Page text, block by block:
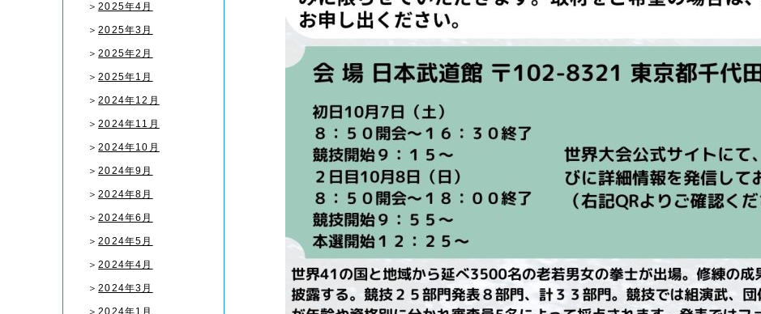
＞2025年4月
＞2025年3月
＞2025年2月
＞2025年1月
＞2024年12月
＞2024年11月
＞2024年10月
＞2024年9月
＞2024年8月
＞2024年6月
＞2024年5月
＞2024年4月
＞2024年3月
＞2024年1月